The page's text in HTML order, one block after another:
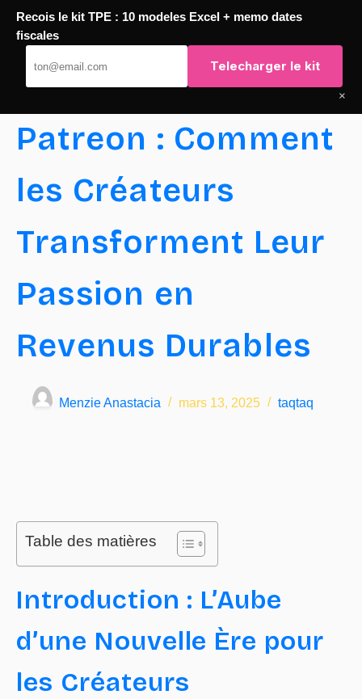
Passer
au
contenu
TaqTaq
Patreon : Comment
les Créateurs
Transforment Leur
Passion en
Revenus Durables
Menzie Anastacia mars 13, 2025 taqtaq
Table des matières
Introduction : L’Aube
d’une Nouvelle Ère pour
les Créateurs
Recois le kit TPE : 10 modeles Excel + memo dates
fiscales
Telecharger le kit
×